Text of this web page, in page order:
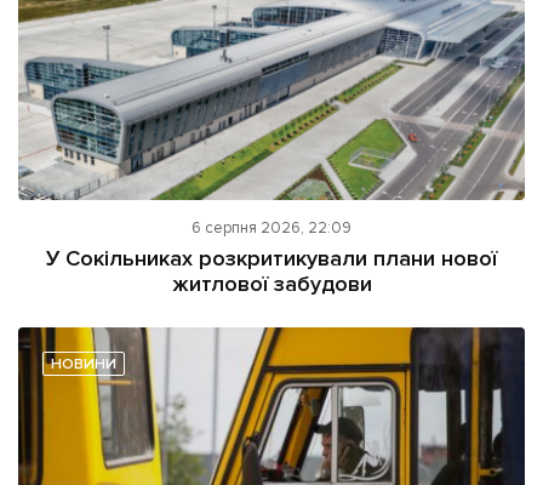
6 серпня 2026, 22:09
У Сокільниках розкритикували плани нової
житлової забудови
НОВИНИ